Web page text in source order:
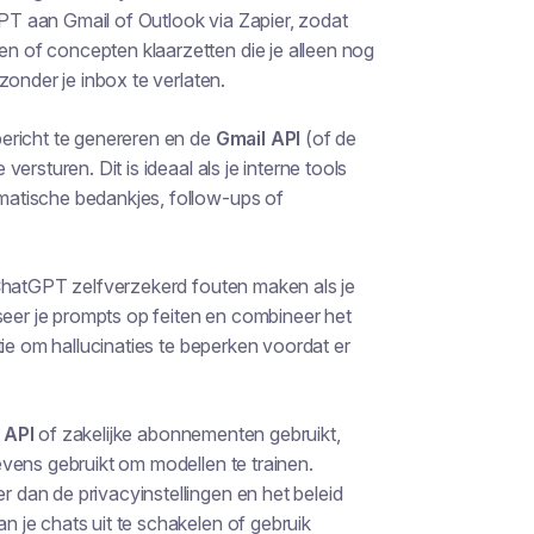
aan Gmail of Outlook via Zapier, zodat
of concepten klaarzetten die je alleen nog
je inbox te verlaten.
te genereren en de Gmail API (of de
Dit is ideaal als je interne tools
bedankjes, follow-ups of
zelfverzekerd fouten maken als je
je prompts op feiten en combineer het
om hallucinaties te beperken voordat er
of zakelijke abonnementen gebruikt,
gebruikt om modellen te trainen.
dan de privacyinstellingen en het beleid
je chats uit te schakelen of gebruik